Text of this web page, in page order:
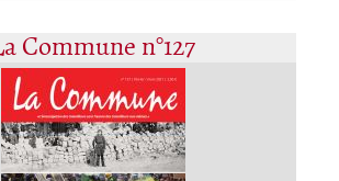
Commune n°127